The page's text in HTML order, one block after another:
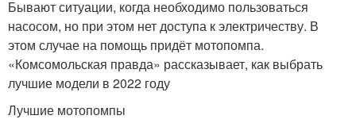
Бывают ситуации, когда необходимо пользоваться
насосом, но при этом нет доступа к электричеству. В
этом случае на помощь придёт мотопомпа.
«Комсомольская правда» рассказывает, как выбрать
лучшие модели в 2022 году
Лучшие мотопомпы